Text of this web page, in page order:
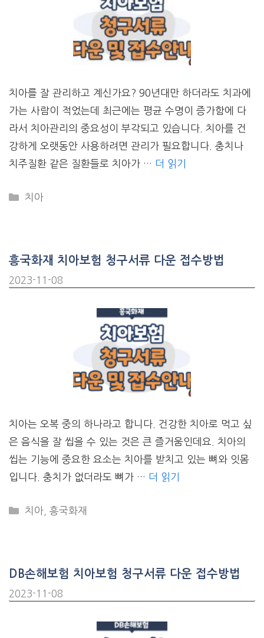
치아를 잘 관리하고 계신가요? 90년대만 하더라도 치과에
가는 사람이 적었는데 최근에는 평균 수명이 증가함에 다
라서 치아관리의 중요성이 부각되고 있습니다. 치아를 건
강하게 오랫동안 사용하려면 관리가 필요합니다. 충치나
치주질환 같은 질환들로 치아가 … 더 읽기
CATEGORIES
치아
흥국화재 치아보험 청구서류 다운 접수방법
2023-11-08
치아는 오복 중의 하나라고 합니다. 건강한 치아로 먹고 싶
은 음식을 잘 씹을 수 있는 것은 큰 즐거움인데요. 치아의
씹는 기능에 중요한 요소는 치아를 받치고 있는 뼈와 잇몸
입니다. 충치가 없더라도 뼈가 … 더 읽기
CATEGORIES
치아 ,흥국화재
DB손해보험 치아보험 청구서류 다운 접수방법
2023-11-08